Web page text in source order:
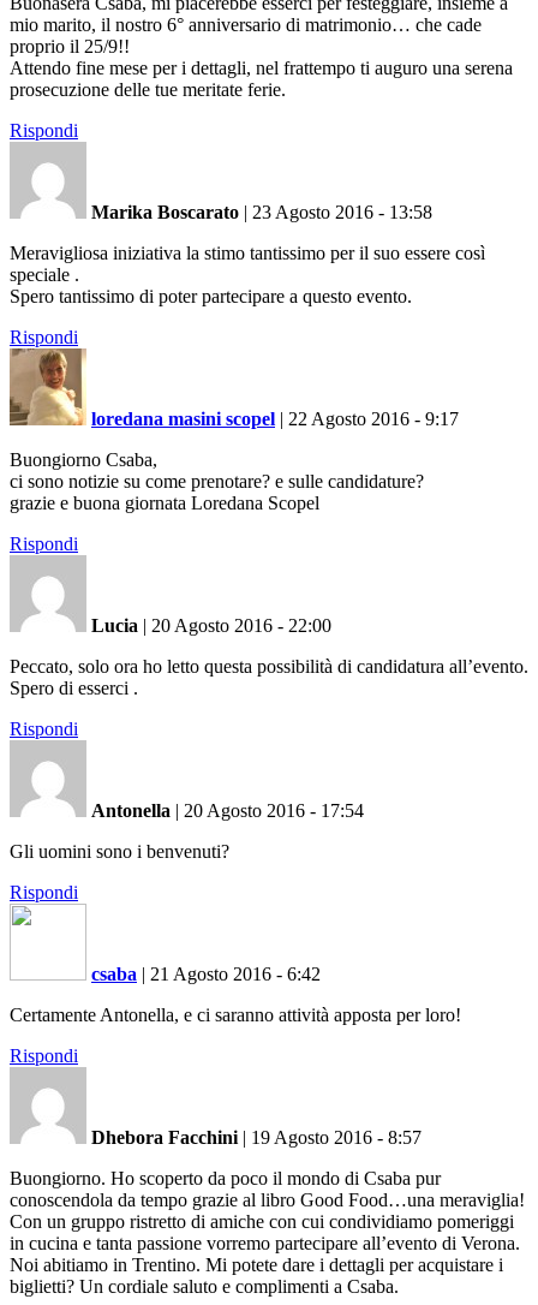
mio marito, il nostro 6° anniversario di matrimonio… che cade
proprio il 25/9!!
Attendo fine mese per i dettagli, nel frattempo ti auguro una serena
prosecuzione delle tue meritate ferie.
Rispondi
Marika Boscarato | 23 Agosto 2016 - 13:58
Meravigliosa iniziativa la stimo tantissimo per il suo essere così
speciale .
Spero tantissimo di poter partecipare a questo evento.
Rispondi
loredana masini scopel | 22 Agosto 2016 - 9:17
Buongiorno Csaba,
ci sono notizie su come prenotare? e sulle candidature?
grazie e buona giornata Loredana Scopel
Rispondi
Lucia | 20 Agosto 2016 - 22:00
Peccato, solo ora ho letto questa possibilità di candidatura all’evento.
Spero di esserci .
Rispondi
Antonella | 20 Agosto 2016 - 17:54
Gli uomini sono i benvenuti?
Rispondi
csaba | 21 Agosto 2016 - 6:42
Certamente Antonella, e ci saranno attività apposta per loro!
Rispondi
Dhebora Facchini | 19 Agosto 2016 - 8:57
Buongiorno. Ho scoperto da poco il mondo di Csaba pur
conoscendola da tempo grazie al libro Good Food…una meraviglia!
Con un gruppo ristretto di amiche con cui condividiamo pomeriggi
in cucina e tanta passione vorremo partecipare all’evento di Verona.
Noi abitiamo in Trentino. Mi potete dare i dettagli per acquistare i
biglietti? Un cordiale saluto e complimenti a Csaba.